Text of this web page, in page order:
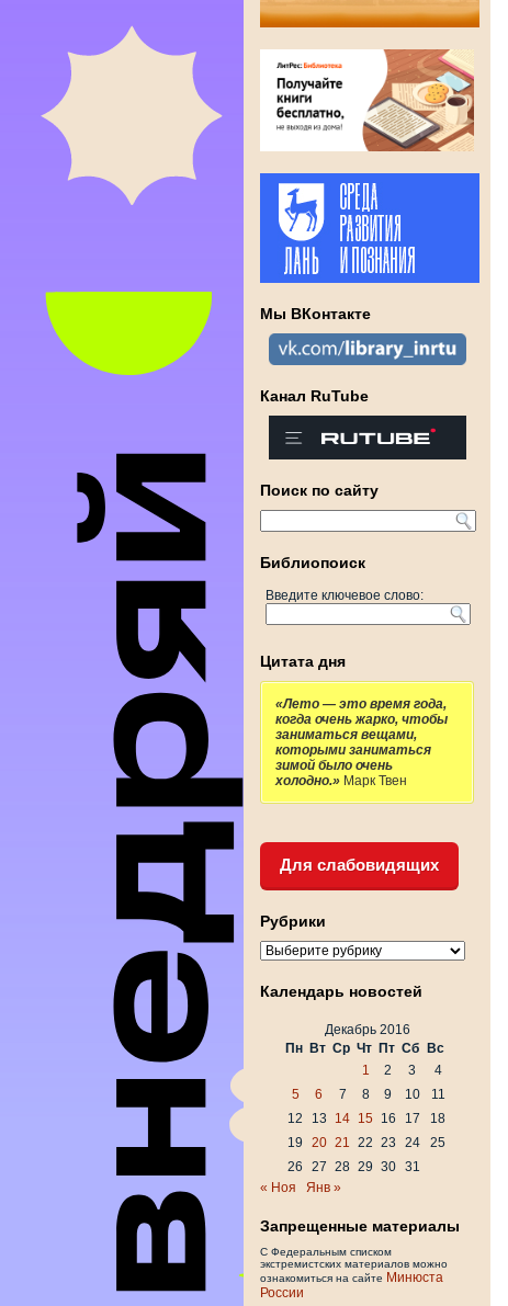
Мы ВКонтакте
Канал RuTube
Поиск по сайту
Библиопоиск
Введите ключевое слово:
Цитата дня
«Лето — это время года,
когда очень жарко, чтобы
заниматься вещами,
которыми заниматься
зимой было очень
холодно.» Марк Твен
Для слабовидящих
Рубрики
Рубрики
Календарь новостей
Декабрь 2016
Пн Вт Ср Чт Пт Сб
Вс
1
2 3
4
5
6 7 8 9 10
11
12
13 14 15 16 17
18
19
20 21 22 23 24
25
26
27 28 29 30
31
« Ноя
Янв »
Запрещенные материалы
С Федеральным списком
экстремистских материалов можно
ознакомиться на сайте Минюста
России